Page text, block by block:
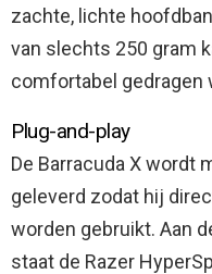
zachte, lichte
van slechts 250 gram
comfortabel gedragen
Plug-and-play
De Barracuda X wordt
geleverd zodat hij
worden gebruikt. Aan
staat de Razer